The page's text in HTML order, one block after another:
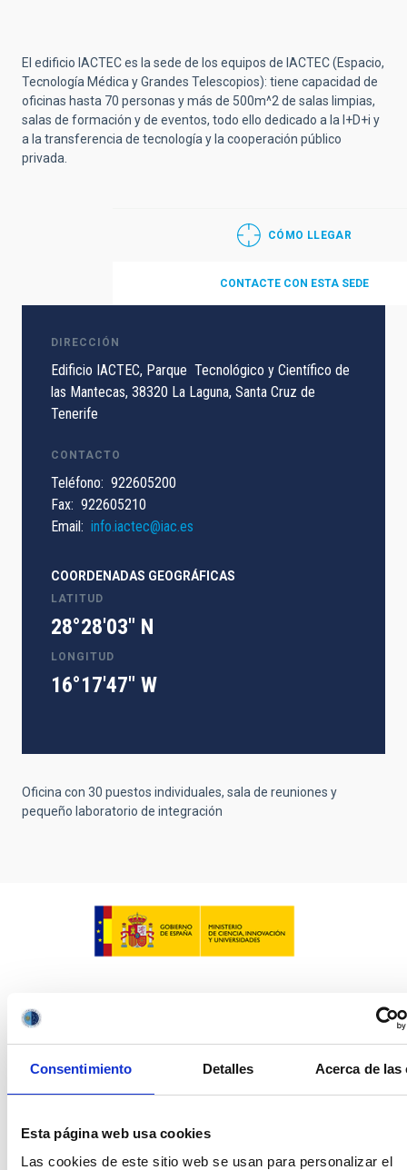
Consentimiento Detalles Acerca de las
Esta página web usa cookies
Las cookies de este sitio web se usan para personalizar el
El edificio IACTEC es la sede de los equipos de IACTEC (Espacio,
Tecnología Médica y Grandes Telescopios): tiene capacidad de
oficinas hasta 70 personas y más de 500m^2 de salas limpias,
salas de formación y de eventos, todo ello dedicado a la I+D+i y
a la transferencia de tecnología y la cooperación público
privada.
DIRECCIÓN
Edificio IACTEC, Parque Tecnológico y Científico de
las Mantecas, 38320 La Laguna, Santa Cruz de
Tenerife
CONTACTO
Teléfono
922605200
Fax 922605210
Email info.iactec@iac.es
COORDENADAS GEOGRÁFICAS
LATITUD
28°28'03" N
LONGITUD
16°17'47" W
CÓMO LLEGAR
CONTACTE CON ESTA SEDE
Oficina con 30 puestos individuales, sala de reuniones y
pequeño laboratorio de integración